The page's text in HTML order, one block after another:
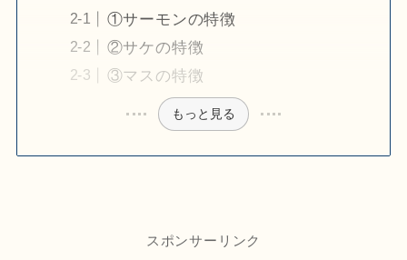
①サーモンの特徴
②サケの特徴
③マスの特徴
もっと見る
スポンサーリンク